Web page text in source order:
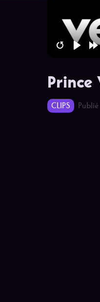
Prince
CLIPS